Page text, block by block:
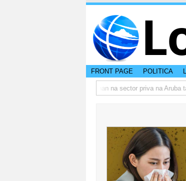
FRONT PAGE POLITICA
Prestamonan na sector priva na Aruba ta